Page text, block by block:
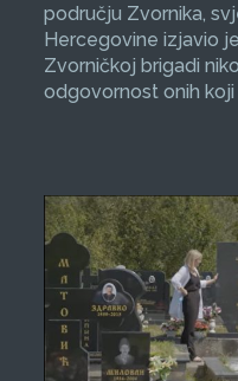
području Zvornika,
Hercegovine izjavio
Zvorničkoj brigadi
odgovornost onih koji